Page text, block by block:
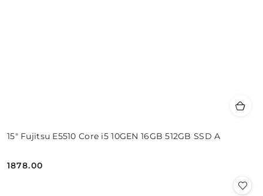
15" Fujitsu E5510 Core i5 10GEN 16GB 512GB SSD A
Cena:
1878.00